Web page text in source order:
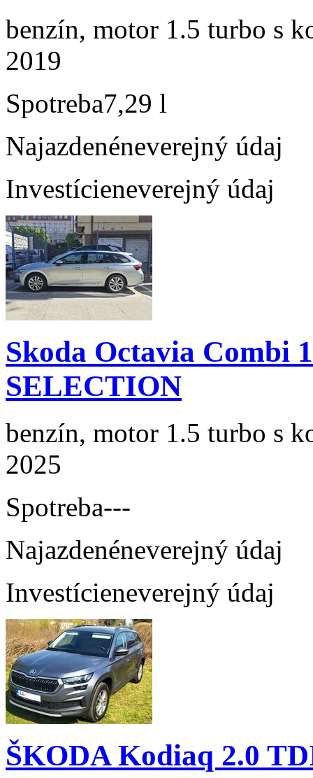
benzín, motor 1.5 turbo s
2019
Spotreba7,29 l
Najazdenéneverejný údaj
Investícieneverejný údaj
Skoda Octavia Combi
SELECTION
benzín, motor 1.5 turbo s
2025
Spotreba---
Najazdenéneverejný údaj
Investícieneverejný údaj
ŠKODA Kodiaq 2.0